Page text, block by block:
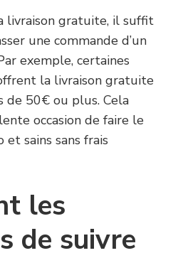
livraison gratuite, il suffit
une commande d’un
exemple, certaines
la livraison gratuite
de 50€ ou plus. Cela
occasion de faire le
sains sans frais
les
de suivre